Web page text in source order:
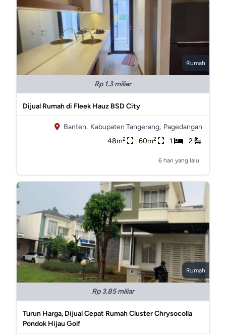
Rumah
Rp 1.3 miliar
Dijual Rumah di Fleek Hauz BSD City
Banten, Kabupaten Tangerang, Pagedangan
48m2 60m2 1 2
6 hari yang lalu
Rumah
Rp 3.85 miliar
Turun Harga, Dijual Cepat Rumah Cluster Chrysocolla
Pondok Hijau Golf